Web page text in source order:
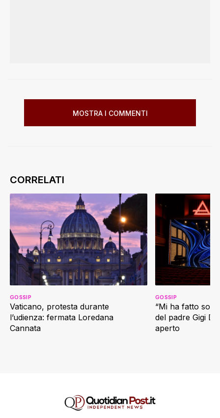
MOSTRA I COMMENTI
Vaticano, protesta durante
l’udienza: fermata Loredana
Cannata
GOSSIP
“Mi ha fatto
del padre Gigi
aperto
GOSSIP